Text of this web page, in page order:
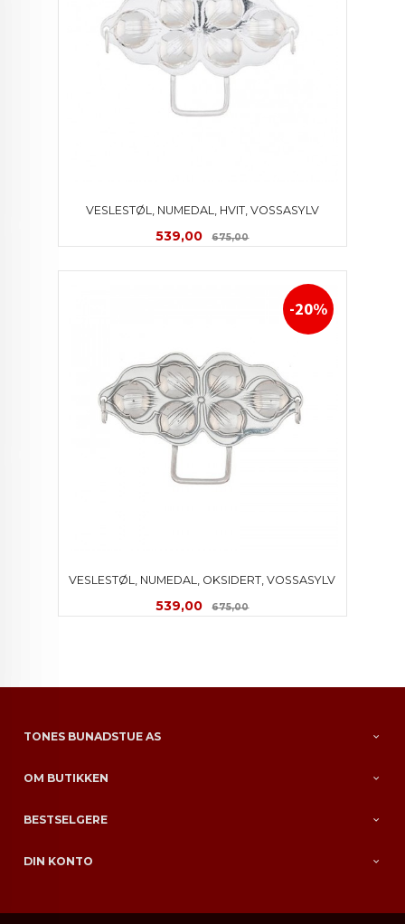
VESLESTØL, NUMEDAL, HVIT, VOSSASYLV
Tilbud
539,00 675,00Rabatt
VESLESTØL, NUMEDAL, OKSIDERT, VOSSASYLV
Tilbud
539,00 675,00Rabatt
-20%
TONES BUNADSTUE AS
OM BUTIKKEN
BESTSELGERE
DIN KONTO